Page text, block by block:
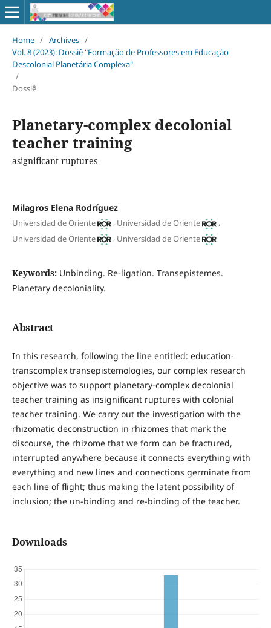
Home / Archives /
Vol. 8 (2023): Dossiê "Formação de Professores em Educação
Descolonial Planetária Complexa"
/
Dossiê
Planetary-complex decolonial
teacher training
asignificant ruptures
Milagros Elena Rodríguez
Universidad de Oriente , Universidad de Oriente
,
Universidad de Oriente
, Universidad de Oriente
Keywords: Unbinding. Re-ligation. Transepistemes.
Planetary decoloniality.
Abstract
In this research, following the line entitled: education-
transcomplex transepistemologies, our complex research
objective was to support planetary-complex decolonial
teacher training as insignificant ruptures with colonial
teacher training. We carry out the investigation with the
rhizomatic deconstruction in rhizomes that mark the
discourse, the rhizome that we form can be fractured,
interrupted anywhere because it connects everything with
everything and new lines and connections germinate from
each line of flight; thus making the latent possibility of
inclusion; the un-binding and re-binding of the teacher.
Downloads